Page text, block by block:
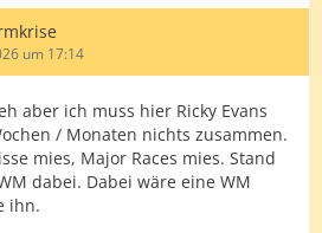
um 17:14
aber ich muss hier Ricky Evans
/ Monaten nichts zusammen.
mies, Major Races mies. Stand
dabei. Dabei wäre eine WM
ihn.